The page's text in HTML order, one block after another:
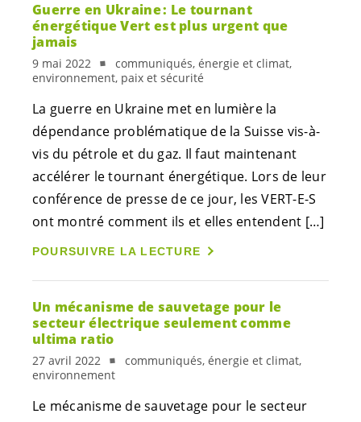
Guerre en Ukraine : Le tournant
énergétique Vert est plus urgent que
jamais
9 mai 2022
communiqués, énergie et climat,
environnement, paix et sécurité
La guerre en Ukraine met en lumière la
dépendance problématique de la Suisse vis-à-
vis du pétrole et du gaz. Il faut maintenant
accélérer le tournant énergétique. Lors de leur
conférence de presse de ce jour, lesVERT-E-S
ont montré comment ils et elles entendent […]
POURSUIVRE LA LECTURE
Un mécanisme de sauvetage pour le
secteur électrique seulement comme
ultima ratio
27 avril 2022
communiqués, énergie et climat,
environnement
Le mécanisme de sauvetage pour le secteur